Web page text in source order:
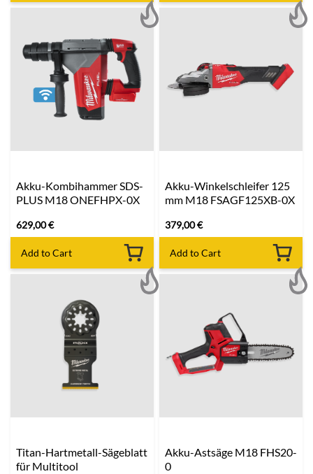
Akku-Kombihammer SDS-
PLUS M18 ONEFHPX-0X
629,00€
Add to Cart
Akku-Winkelschleifer 125
mm M18 FSAGF125XB-0X
379,00€
Add to Cart
Titan-Hartmetall-Sägeblatt
für Multitool
Akku-Astsäge M18 FHS20-
0